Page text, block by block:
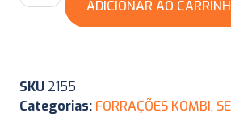
ADICIONAR AO
SKU 2155
Categorias: FORRAÇÕES KOMBI,